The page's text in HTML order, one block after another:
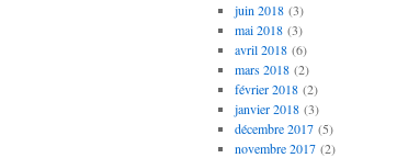
juin 2018(3)
mai 2018(3)
avril 2018(6)
mars 2018(2)
février 2018(2)
janvier 2018(3)
décembre 2017(5)
novembre 2017(2)